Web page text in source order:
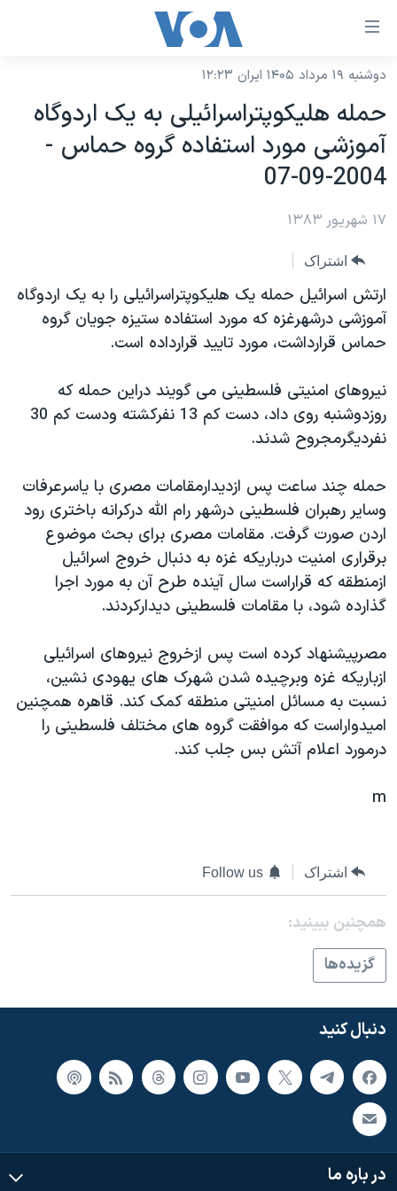
لینکهای
دسترسی
جهش
به
محتوای
اصلی
صفحه
جهش
به
جستجو
نسخه سبک وب‌سایت
موضوع ها
آمریکا
جهان
ورزشی
گزیده‌ها
ویژه برنامه‌ها
ویدیوها
فرهنگ و زندگی
حقوق شهروندی
اقتصادی
علم و فناوری
اسرائیل در جنگ
گالری عکس
آرشیو پخش زنده
برنامه های تلویزیونی
جدول برنامه ها
صفحه‌های ویژه
جام جهانی ۲۰۲۶
عملیات خشم حماسی
۲۵۰سالگی آمریکا
بایگانی برنامه‌های تلویزیونی
مستندها
انتخابات ریاست جمهوری آمریکا ۲۰۲۴
حمله جمهوری اسلامی به اسرائیل
رمز مهسا
ورزش زنان در ایران
اعتراضات زن، زندگی، آزادی
مجموعه مستندهای دادخواهی
دادگاه حمید نوری
چهل سال گروگان‌گیری
قانون شفافیت دارائی کادر رهبری ایران
اعتراضات مردمی آبان ۹۸
صفحه‌های ویژه
سفر پرزیدنت ترامپ به چین
فرکانس‌های صدای آمریکا
پخش رادیویی
دنبال کنید
زبانهای مختلف
دوشنبه ۱۹ مرداد ۱۴۰۵ ایران ۱۲:۲۳
حمله هليکوپتراسرائيلی به يک اردوگاه
آموزشی مورد استفاده گروه حماس -
2004-09-07
۱۷ شهریور ۱۳۸۳
اشتراک
ارتش اسرائيل حمله يک هليکوپتراسرائيلی را به يک اردوگاه
آموزشی درشهرغزه که مورد استفاده ستيزه جويان گروه
حماس قرارداشت، مورد تاييد قرارداده است.
نيروهای امنيتی فلسطينی می گويند دراين حمله که
روزدوشنبه روی داد، دست کم 13 نفرکشته ودست کم 30
نفرديگرمجروح شدند.
حمله چند ساعت پس ازديدارمقامات مصری با ياسرعرفات
وساير رهبران فلسطينی درشهر رام الله درکرانه باختری رود
اردن صورت گرفت. مقامات مصری برای بحث موضوع
برقراری امنيت درباريکه غزه به دنبال خروج اسرائيل
ازمنطقه که قراراست سال آينده طرح آن به مورد اجرا
گذارده شود، با مقامات فلسطينی ديدارکردند.
مصرپيشنهاد کرده است پس ازخروج نيروهای اسرائيلی
ازباريکه غزه وبرچيده شدن شهرک های يهودی نشين،
نسبت به مسائل امنيتی منطقه کمک کند. قاهره همچنين
اميدواراست که موافقت گروه های مختلف فلسطينی را
درمورد اعلام آتش بس جلب کند.
m
اشتراک Follow us
همچنبن ببینید:
گزيده‌ها
دنبال کنید
در باره ما